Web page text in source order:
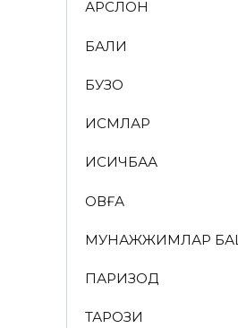
АРСЛОН
БАЛИҚ
БУЗОҚ
ИСМЛАР
ҚИСҚИЧБАҚА
ҚОВҒА
МУНАЖЖИМЛАР
ПАРИЗОД
ТАРОЗИ